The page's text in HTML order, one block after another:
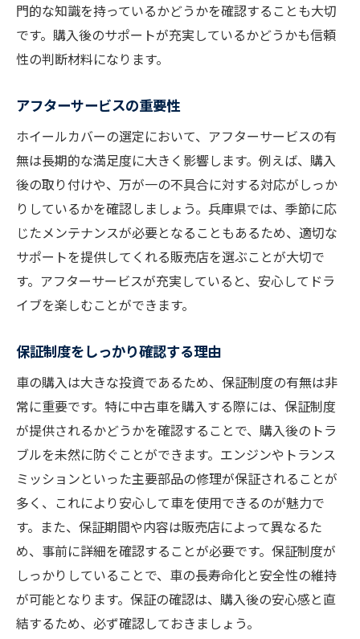
門的な知識を持っているかどうかを確認することも大切
です。購入後のサポートが充実しているかどうかも信頼
性の判断材料になります。
アフターサービスの重要性
ホイールカバーの選定において、アフターサービスの有
無は長期的な満足度に大きく影響します。例えば、購入
後の取り付けや、万が一の不具合に対する対応がしっか
りしているかを確認しましょう。兵庫県では、季節に応
じたメンテナンスが必要となることもあるため、適切な
サポートを提供してくれる販売店を選ぶことが大切で
す。アフターサービスが充実していると、安心してドラ
イブを楽しむことができます。
保証制度をしっかり確認する理由
車の購入は大きな投資であるため、保証制度の有無は非
常に重要です。特に中古車を購入する際には、保証制度
が提供されるかどうかを確認することで、購入後のトラ
ブルを未然に防ぐことができます。エンジンやトランス
ミッションといった主要部品の修理が保証されることが
多く、これにより安心して車を使用できるのが魅力で
す。また、保証期間や内容は販売店によって異なるた
め、事前に詳細を確認することが必要です。保証制度が
しっかりしていることで、車の長寿命化と安全性の維持
が可能となります。保証の確認は、購入後の安心感と直
結するため、必ず確認しておきましょう。